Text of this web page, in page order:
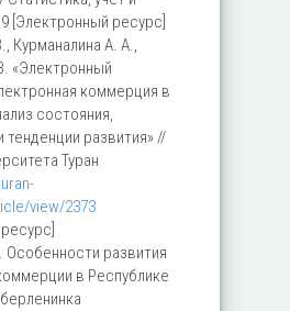
[Электронный ресурс]
Курманалина А. А.,
«Электронный
коммерция в
состояния,
тенденции развития» //
Туран
view/2373
развития
в Республике